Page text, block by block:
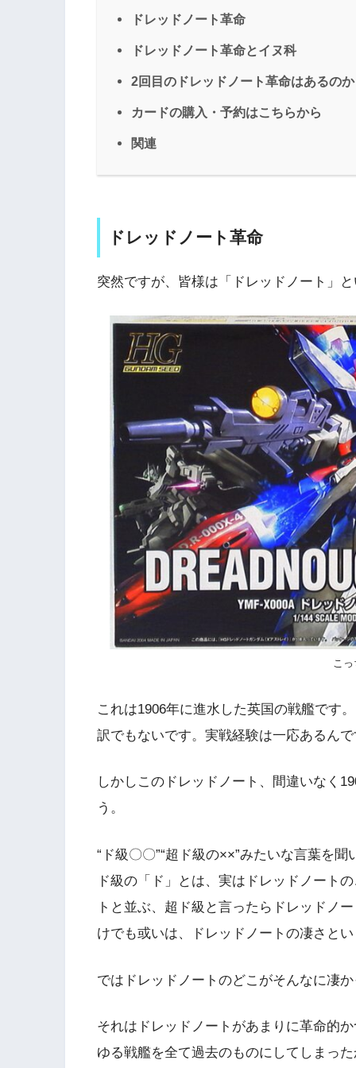
ドレッドノート革命
ドレッドノート革命とイヌ科
2回目のドレッドノート革命はあるの
カードの購入・予約はこちらから
関連
ドレッドノート革命
突然ですが、皆様は「ドレッドノート」
こ
これは1906年に進水した英国の戦艦です
訳でもないです。実戦経験は一応あるん
しかしこのドレッドノート、間違いなく
う。
“ド級〇〇”“超ド級の××”みたいな言葉を
ド級の「ド」とは、実はドレッドノート
トと並ぶ、超ド級と言ったらドレッドノ
けでも或いは、ドレッドノートの凄さと
ではドレッドノートのどこがそんなに凄
それはドレッドノートがあまりに革命的
ゆる戦艦を全て過去のものにしてしまっ